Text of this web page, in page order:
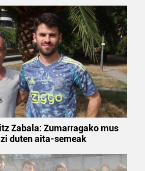
eta horren aurka nola egin
prozesatzeko moduari
eta ezarri zure lehentasunak
unetan alda edo ken dezakezu
adierazpenean.
propioak eta hirugarrenen cookie-
asmoz, cookie teknologiaz
hau onartuz gero, teknologia hori
ematen diguzu.Gehiago
Zabala: Zumarragako mus
duten aita-semeak